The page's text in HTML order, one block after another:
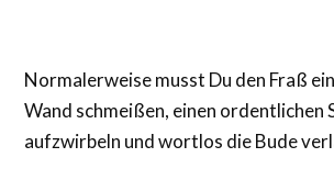
Normalerweise musst Du den Fraß
Wand schmeißen, einen ordentlichen
aufzwirbeln und wortlos die Bude